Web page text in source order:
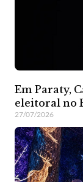
Em Paraty,
eleitoral no
27/07/2026